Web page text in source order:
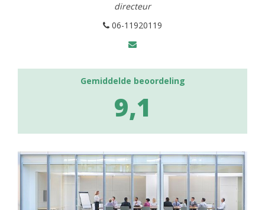
directeur
06-11920119
Gemiddelde beoordeling
9,1